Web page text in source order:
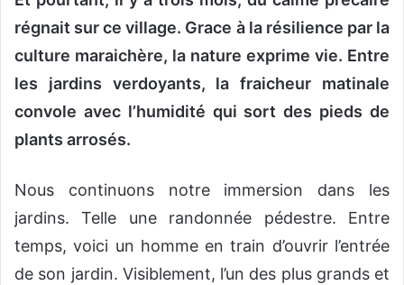
régnait sur ce village. Grace à la résilience par la
culture maraichère, la nature exprime vie. Entre
les jardins verdoyants, la fraicheur matinale
convole avec l’humidité qui sort des pieds de
plants arrosés.
Nous continuons notre immersion dans les
jardins. Telle une randonnée pédestre. Entre
temps, voici un homme en train d’ouvrir l’entrée
de son jardin. Visiblement, l’un des plus grands et